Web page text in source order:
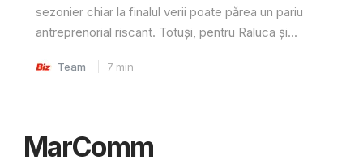
sezonier chiar la finalul verii poate părea un pariu
antreprenorial riscant. Totuși, pentru Raluca și...
Team 7 min
MarComm